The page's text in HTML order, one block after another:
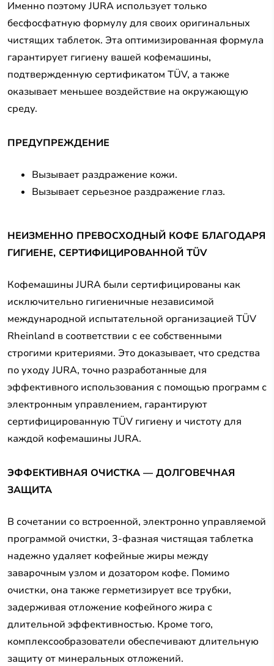
Именно поэтому JURA использует только
бесфосфатную формулу для своих оригинальных
чистящих таблеток. Эта оптимизированная формула
гарантирует гигиену вашей кофемашины,
подтвержденную сертификатом TÜV, а также
оказывает меньшее воздействие на окружающую
среду.
ПРЕДУПРЕЖДЕНИЕ
Вызывает раздражение кожи.
Вызывает серьезное раздражение глаз.
НЕИЗМЕННО ПРЕВОСХОДНЫЙ КОФЕ БЛАГОДАРЯ
ГИГИЕНЕ, СЕРТИФИЦИРОВАННОЙ TÜV
Кофемашины JURA были сертифицированы как
исключительно гигиеничные независимой
международной испытательной организацией TÜV
Rheinland в соответствии с ее собственными
строгими критериями. Это доказывает, что средства
по уходу JURA, точно разработанные для
эффективного использования с помощью программ с
электронным управлением, гарантируют
сертифицированную TÜV гигиену и чистоту для
каждой кофемашины JURA.
ЭФФЕКТИВНАЯ ОЧИСТКА — ДОЛГОВЕЧНАЯ
ЗАЩИТА
В сочетании со встроенной, электронно управляемой
программой очистки, 3-фазная чистящая таблетка
надежно удаляет кофейные жиры между
заварочным узлом и дозатором кофе. Помимо
очистки, она также герметизирует все трубки,
задерживая отложение кофейного жира с
длительной эффективностью. Кроме того,
комплексообразователи обеспечивают длительную
защиту от минеральных отложений.